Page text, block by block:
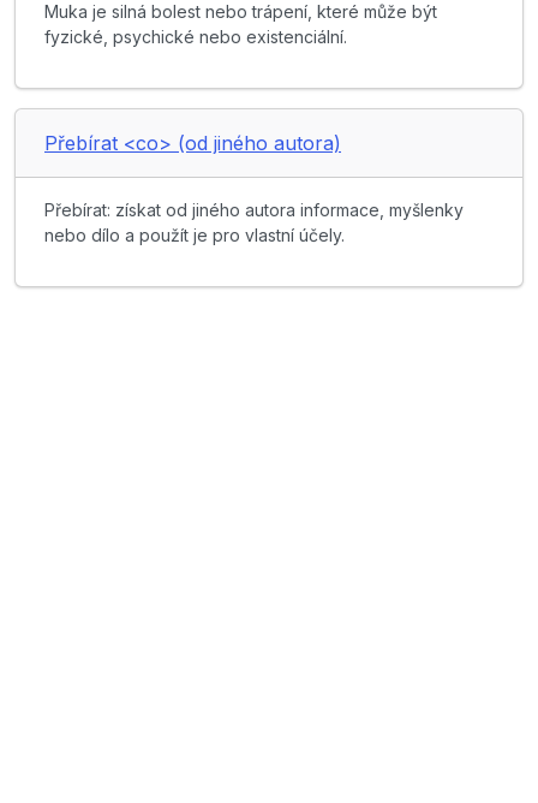
Muka je silná bolest nebo trápení, které může být
fyzické, psychické nebo existenciální.
Přebírat <co> (od jiného autora)
Přebírat: získat od jiného autora informace, myšlenky
nebo dílo a použít je pro vlastní účely.